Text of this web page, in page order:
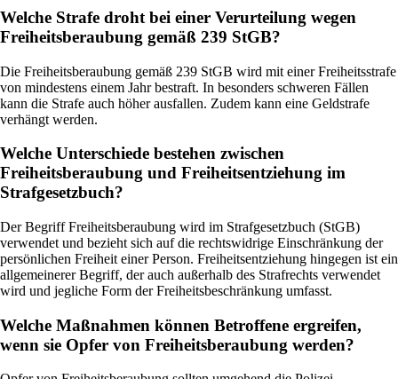
Welche Strafe droht bei einer Verurteilung wegen
Freiheitsberaubung gemäß 239 StGB?
Die Freiheitsberaubung gemäß 239 StGB wird mit einer Freiheitsstrafe
von mindestens einem Jahr bestraft. In besonders schweren Fällen
kann die Strafe auch höher ausfallen. Zudem kann eine Geldstrafe
verhängt werden.
Welche Unterschiede bestehen zwischen
Freiheitsberaubung und Freiheitsentziehung im
Strafgesetzbuch?
Der Begriff Freiheitsberaubung wird im Strafgesetzbuch (StGB)
verwendet und bezieht sich auf die rechtswidrige Einschränkung der
persönlichen Freiheit einer Person. Freiheitsentziehung hingegen ist ein
allgemeinerer Begriff, der auch außerhalb des Strafrechts verwendet
wird und jegliche Form der Freiheitsbeschränkung umfasst.
Welche Maßnahmen können Betroffene ergreifen,
wenn sie Opfer von Freiheitsberaubung werden?